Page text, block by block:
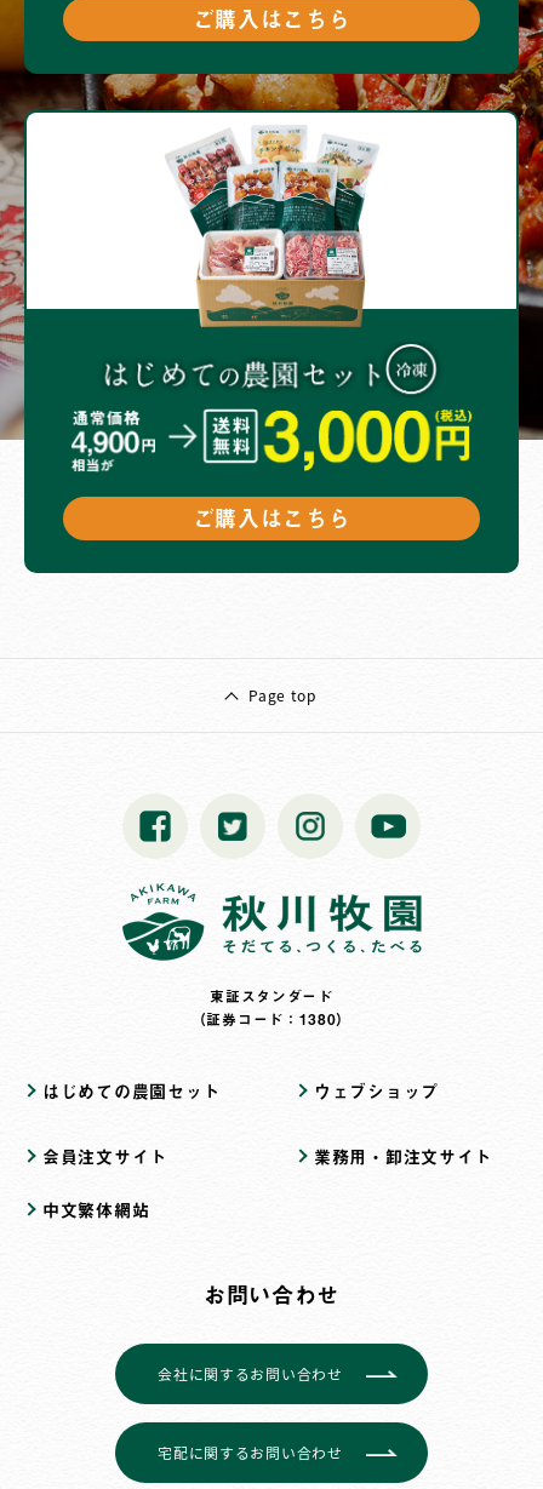
ご購入はこちら
ご購入はこちら
Page top
東証スタンダード
（証券コード：1380）
はじめての農園セット ウェブショップ
会員注文サイト 業務用・卸注文サイト
中文繁体網站
お問い合わせ
会社に関するお問い合わせ
宅配に関するお問い合わせ